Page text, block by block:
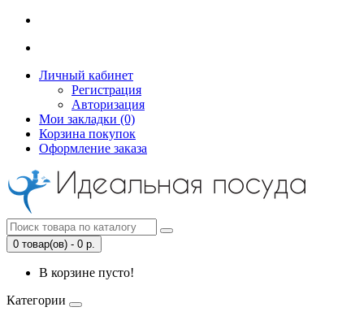
Личный кабинет
Регистрация
Авторизация
Мои закладки (0)
Корзина покупок
Оформление заказа
0 товар(ов) - 0 р.
В корзине пусто!
Категории